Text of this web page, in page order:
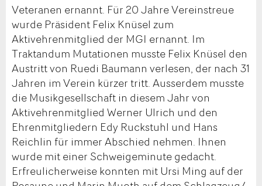
Veteranen ernannt. Für 20 Jahre Vereinstreue
wurde Präsident Felix Knüsel zum
Aktivehrenmitglied der MGI ernannt. Im
Traktandum Mutationen musste Felix Knüsel den
Austritt von Ruedi Baumann verlesen, der nach 31
Jahren im Verein kürzer tritt. Ausserdem musste
die Musikgesellschaft in diesem Jahr von
Aktivehrenmitglied Werner Ulrich und den
Ehrenmitgliedern Edy Ruckstuhl und Hans
Reichlin für immer Abschied nehmen. Ihnen
wurde mit einer Schweigeminute gedacht.
Erfreulicherweise konnten mit Ursi Ming auf der